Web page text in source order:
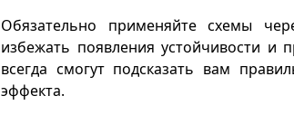
Обязательно применяйте схемы
избежать появления устойчивости и
всегда смогут подсказать вам
эффекта.